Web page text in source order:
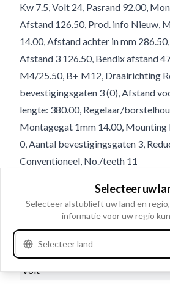
Kw 7.5, Volt 24, Pasrand 92.00,
Afstand 126.50, Prod. info Nieuw,
14.00, Afstand achter in mm
Afstand 3 126.50, Bendix afstand
M4/25.50, B+ M12, Draairichting
bevestigingsgaten 3 (0), Afstand
lengte: 380.00, Regelaar/
Montagegat 1mm 14.00,
0, Aantal bevestigingsgaten 3,
Conventioneel, No./teeth 11
Electrische informatie
Kw
Volt
Selecteer uw
Selecteer alstublieft uw land en
informatie voor uw regio
Selecteer land